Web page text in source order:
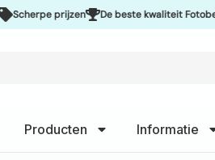
prijzen De beste kwaliteit Fotobehang
Producten Informatie